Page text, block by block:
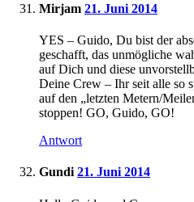
Mirjam 21. Juni 2014
YES – Guido, Du bist der
geschafft, das unmögliche
auf Dich und diese
Deine Crew – Ihr seit alle so
auf den „letzten Metern/
stoppen! GO, Guido, GO!
Antwort
Gundi 21. Juni 2014